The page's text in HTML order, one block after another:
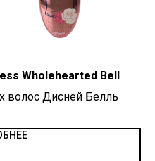
Wholehearted Bell
волос Дисней Белль